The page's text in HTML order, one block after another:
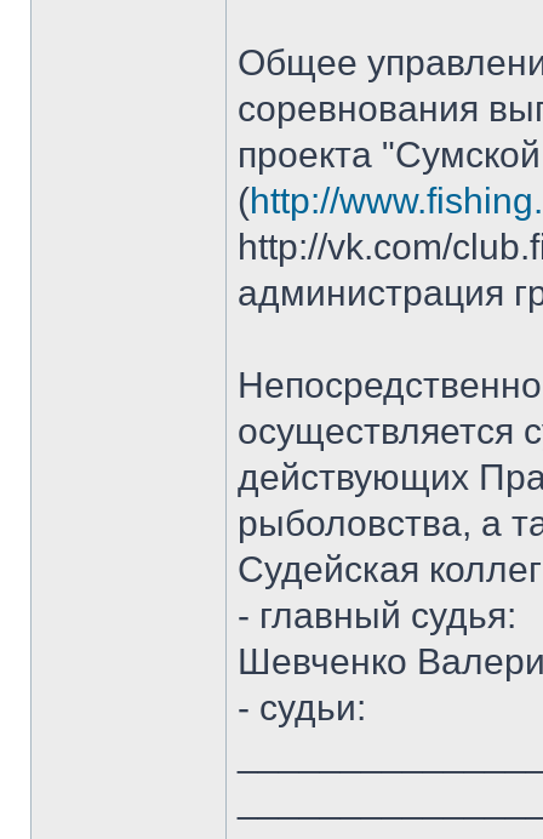
Общее
соревнования
проекта
(http://
http://vk.com/
администрация
осуществляется
действующих
рыболовства, а
Судейская
- главный судья:
Шевченко
- судьи: